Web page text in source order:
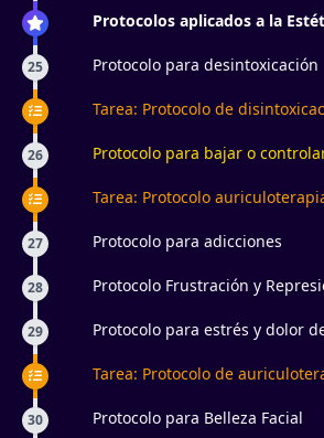
Protocolos aplicados a la
25 Protocolo para desintoxicación
Tarea: Protocolo de
26 Protocolo para bajar o
Tarea: Protocolo
27 Protocolo para adicciones
28 Protocolo Frustración y
29 Protocolo para estrés y dolor
Tarea: Protocolo de
30 Protocolo para Belleza Facial